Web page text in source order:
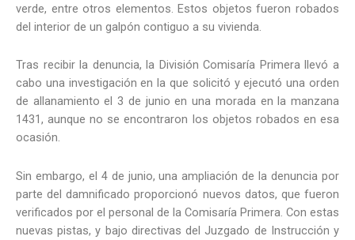
verde, entre otros elementos. Estos objetos fueron robados
del interior de un galpón contiguo a su vivienda.
Tras recibir la denuncia, la División Comisaría Primera llevó a
cabo una investigación en la que solicitó y ejecutó una orden
de allanamiento el 3 de junio en una morada en la manzana
1431, aunque no se encontraron los objetos robados en esa
ocasión.
Sin embargo, el 4 de junio, una ampliación de la denuncia por
parte del damnificado proporcionó nuevos datos, que fueron
verificados por el personal de la Comisaría Primera. Con estas
nuevas pistas, y bajo directivas del Juzgado de Instrucción y